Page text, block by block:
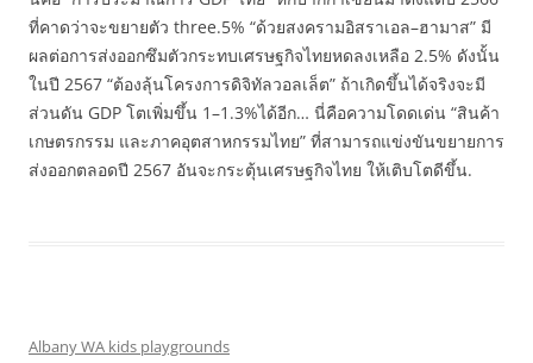
ที่คาดว่าจะขยายตัว three.5% “ด้วยสงครามอิสราเอล–ฮามาส” มี
ผลต่อการส่งออกซึมตัวกระทบเศรษฐกิจไทยหดลงเหลือ 2.5% ดังนั้น
ในปี 2567 “ต้องลุ้นโครงการดิจิทัลวอลเล็ต” ถ้าเกิดขึ้นได้จริงจะมี
ส่วนดัน GDP โตเพิ่มขึ้น 1–1.3%ได้อีก… นี่คือความโดดเด่น “สินค้า
เกษตรกรรม และภาคอุตสาหกรรมไทย” ที่สามารถแข่งขันขยายการ
ส่งออกตลอดปี 2567 อันจะกระตุ้นเศรษฐกิจไทย ให้เติบโตดีขึ้น.
Albany WA kids playgrounds